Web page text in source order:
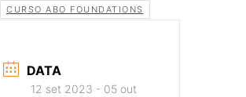
CURSO ABO FOUNDATIONS
DATA
12 set 2023 - 05 out